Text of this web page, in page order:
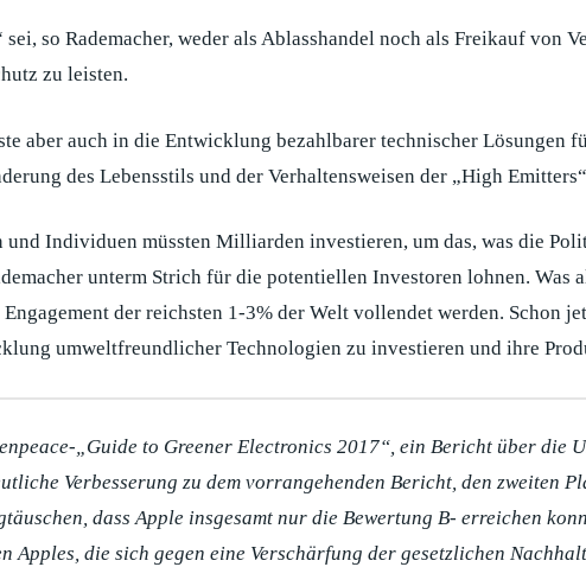
sei, so Rademacher, weder als Ablasshandel noch als Freikauf
zu leisten.
aber auch in die Entwicklung bezahlbarer technischer
des Lebensstils und der Verhaltensweisen der „High
und Individuen müssten Milliarden investieren, um das, was die
unterm Strich für die potentiellen Investoren lohnen. Was
der reichsten 1-3% der Welt vollendet werden. Schon
umweltfreundlicher Technologien zu investieren und ihre
„Guide to Greener Electronics 2017“, ein Bericht über
Verbesserung zu dem vorrangehenden Bericht, den
dass Apple insgesamt nur die Bewertung B- erreichen
Apples, die sich gegen eine Verschärfung der gesetzlichen